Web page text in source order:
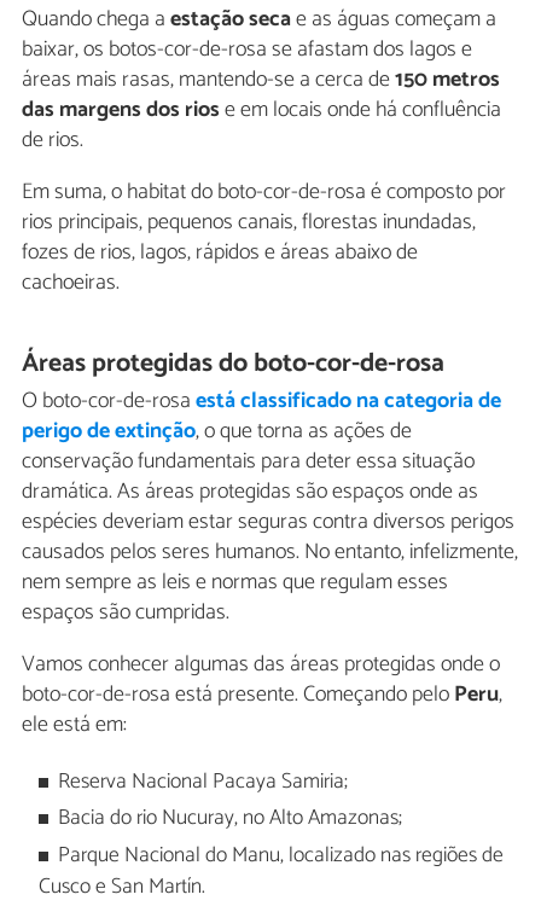
Quando chega aestação secae as águas começam a
baixar, os botos-cor-de-rosa se afastam dos lagos e
áreas mais rasas, mantendo-se a cerca de150 metros
das margens dos riose em locais onde há confluência
de rios.
Em suma, o habitat do boto-cor-de-rosa é composto por
rios principais, pequenos canais, florestas inundadas,
fozes de rios, lagos, rápidos e áreas abaixo de
cachoeiras.
Áreas protegidas do boto-cor-de-rosa
O boto-cor-de-rosaestá classificado na categoria de
perigo de extinção, o que torna as ações de
conservação fundamentais para deter essa situação
dramática. As áreas protegidas são espaços onde as
espécies deveriam estar seguras contra diversos perigos
causados pelos seres humanos. No entanto, infelizmente,
nem sempre as leis e normas que regulam esses
espaços são cumpridas.
Vamos conhecer algumas das áreas protegidas onde o
boto-cor-de-rosa está presente. Começando peloPeru,
ele está em:
Reserva Nacional Pacaya Samiria;
Bacia do rio Nucuray, no Alto Amazonas;
Parque Nacional do Manu, localizado nas regiões de
Cusco e San Martín.